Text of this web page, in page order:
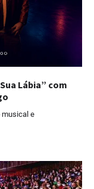
Lábia” com
musical e